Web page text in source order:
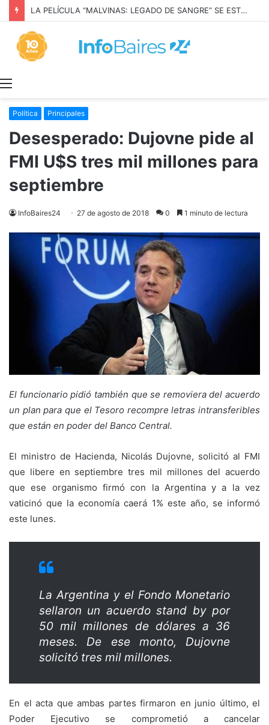
LA PELÍCULA “MALVINAS: LEGADO DE SANGRE” SE ESTRENARÁ EN PRIME VIDEO
Política Principales
Desesperado: Dujovne pide al
FMI U$S tres mil millones para
septiembre
InfoBaires24 27 de agosto de 2018 0 1 minuto de lectura
El funcionario pidió también que se removiera del acuerdo
un plan para que el Tesoro recompre letras intransferibles
que están en poder del Banco Central.
El ministro de Hacienda, Nicolás Dujovne, solicitó al FMI
que libere en septiembre tres mil millones del acuerdo
que ese organismo firmó con la Argentina y a la vez
vaticinó que la economía caerá 1% este año, se informó
este lunes.
La Argentina y el Fondo Monetario
sellaron un acuerdo stand by por
50 mil millones de dólares a 36
meses. De ese monto, Dujovne
solicitó tres mil millones.
En el acta que ambas partes firmaron en junio último, el
Poder Ejecutivo se comprometió a cancelar